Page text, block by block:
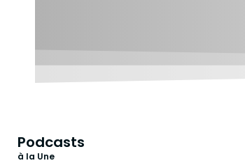
Podcasts
à la Une